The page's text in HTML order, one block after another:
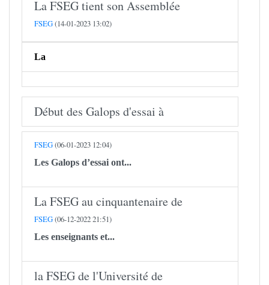
​​​​​​​La FSEG tient son Assemblée
FSEG(14-01-2023 13:02)
La
Début des Galops d'essai à
FSEG(06-01-2023 12:04)
Les Galops d’essai ont...
La FSEG au cinquantenaire de
FSEG(06-12-2022 21:51)
Les enseignants et...
la FSEG de l'Université de